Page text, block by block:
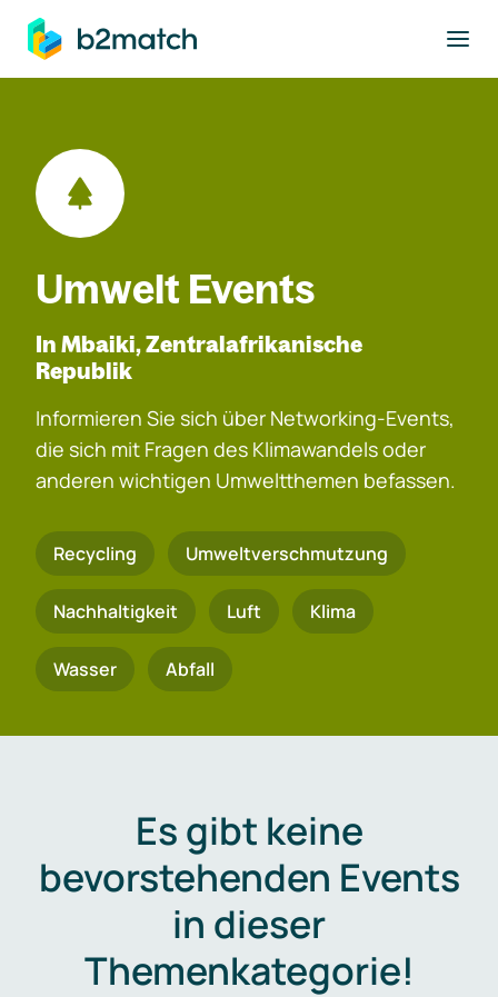
springen
Umwelt Events
In Mbaiki, Zentralafrikanische
Republik
Informieren Sie sich über Networking-Events,
die sich mit Fragen des Klimawandels oder
anderen wichtigen Umweltthemen befassen.
Recycling Umweltverschmutzung
Nachhaltigkeit Luft Klima
Wasser Abfall
Es gibt keine
bevorstehenden Events
in dieser
Themenkategorie!